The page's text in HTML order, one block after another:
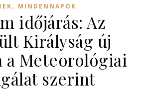
, MINDENNAPOK
időjárás: Az
Királyság új
a Meteorológiai
szerint